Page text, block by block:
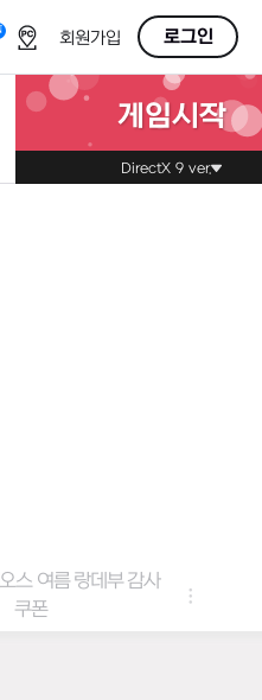
OFF회원가입 로그인
게임시작
DirectX 9 ver.
아바타: 세이렌 베일